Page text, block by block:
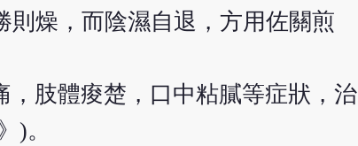
燥，而陰濕自退，方用佐關煎
肢體痠楚，口中粘膩等症狀，治
)。